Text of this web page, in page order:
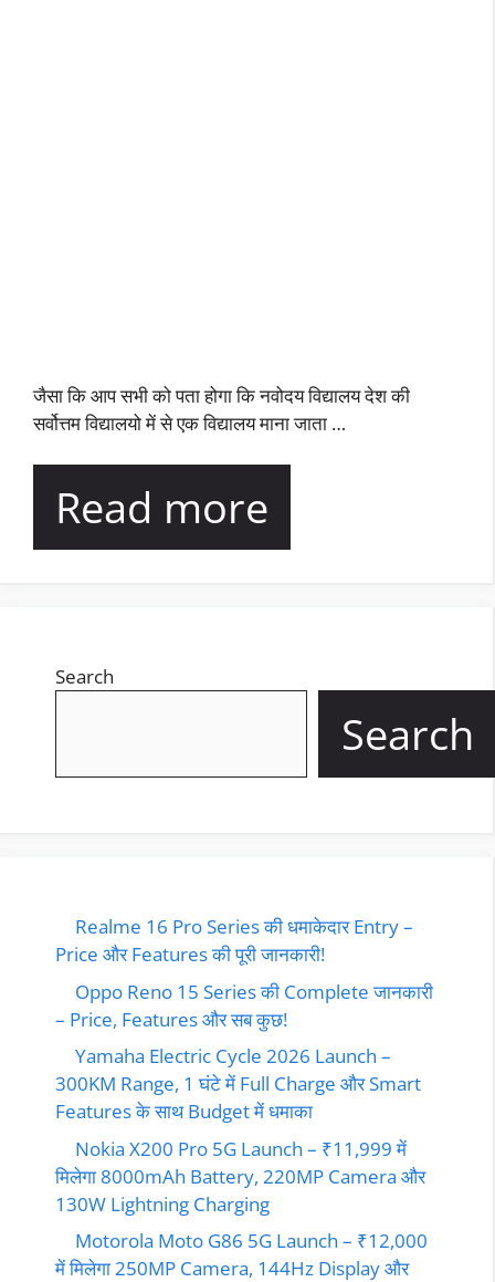
जैसा कि आप सभी को पता होगा कि नवोदय विद्यालय देश की
सर्वोत्तम विद्यालयो में से एक विद्यालय माना जाता …
Read more
Search
Search
Realme 16 Pro Series की धमाकेदार Entry –
Price और Features की पूरी जानकारी!
Oppo Reno 15 Series की Complete जानकारी
– Price, Features और सब कुछ!
Yamaha Electric Cycle 2026 Launch –
300KM Range, 1 घंटे में Full Charge और Smart
Features के साथ Budget में धमाका
Nokia X200 Pro 5G Launch – ₹11,999 में
मिलेगा 8000mAh Battery, 220MP Camera और
130W Lightning Charging
Motorola Moto G86 5G Launch – ₹12,000
में मिलेगा 250MP Camera, 144Hz Display और